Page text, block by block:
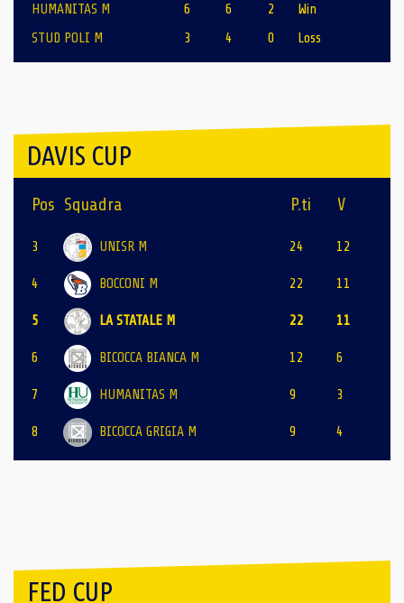
HUMANITAS M 6 6 2
Win
STUD POLI M
3 4 0 Loss
DAVIS CUP
Pos Squadra P.ti V
3 UNISR M 24 12
4 BOCCONI M 22 11
5 LA STATALE M 22 11
6 BICOCCA BIANCA M 12 6
7 HUMANITAS M 9 3
8 BICOCCA GRIGIA M 9 4
FED CUP